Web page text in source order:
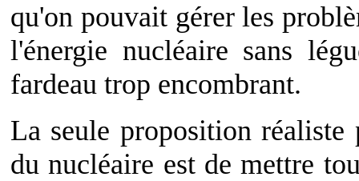
qu'on pouvait gérer les
l'énergie nucléaire sans
fardeau trop encombrant.
La seule proposition réaliste
du nucléaire est de mettre